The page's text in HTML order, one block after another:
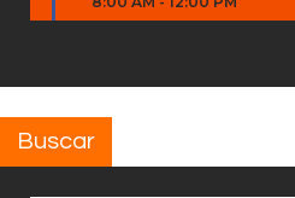
Buscar